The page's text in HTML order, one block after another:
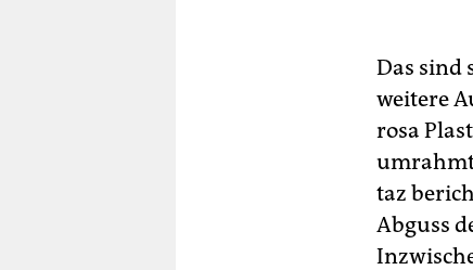
Das sind
weitere
rosa
umrahmt
taz
Abguss